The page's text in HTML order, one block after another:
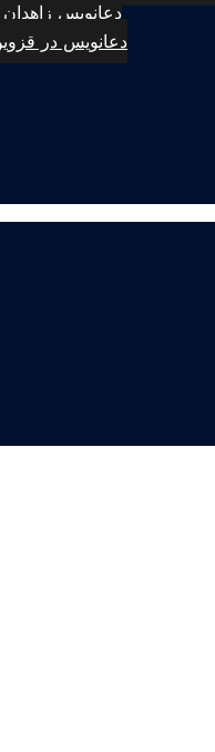
دعانویس زاهدان 09924599561| دعانویس در زاهدان
دعانویس در قزوین 09924599561 + دعانویس